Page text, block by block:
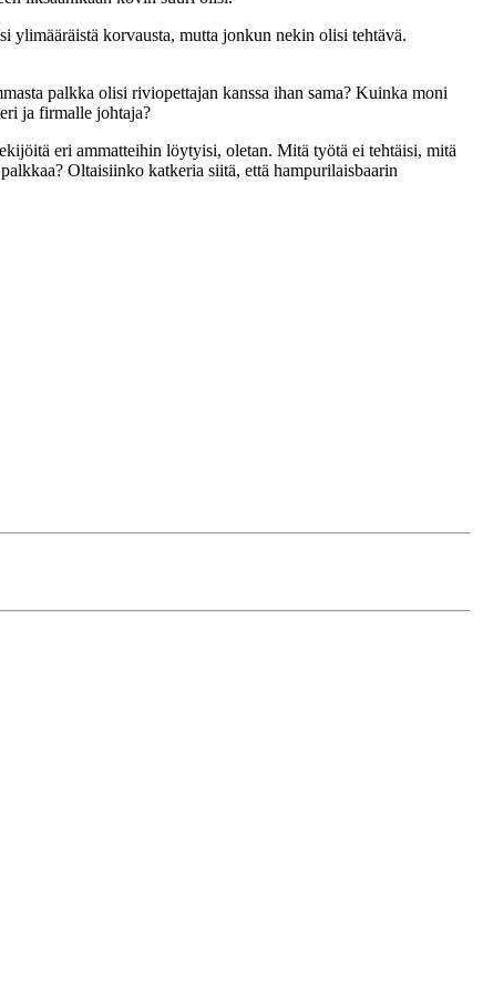
ylimääräistä korvausta, mutta jonkun nekin olisi tehtävä.
palkka olisi riviopettajan kanssa ihan sama? Kuinka moni
ja firmalle johtaja?
eri ammatteihin löytyisi, oletan. Mitä työtä ei tehtäisi, mitä
Oltaisiinko katkeria siitä, että hampurilaisbaarin